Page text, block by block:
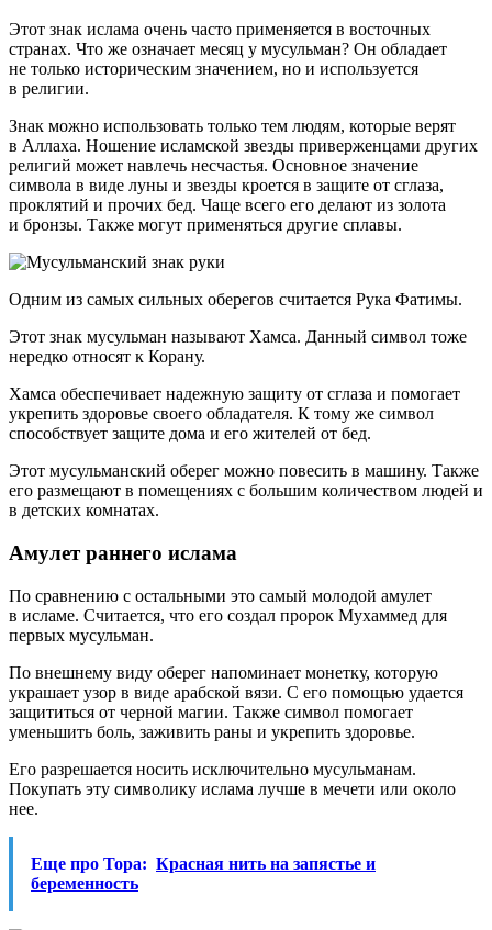
Этот знак ислама очень часто применяется в восточных
странах. Что же означает месяц у мусульман? Он обладает
не только историческим значением, но и используется
в религии.
Знак можно использовать только тем людям, которые верят
в Аллаха. Ношение исламской звезды приверженцами других
религий может навлечь несчастья. Основное значение
символа в виде луны и звезды кроется в защите от сглаза,
проклятий и прочих бед. Чаще всего его делают из золота
и бронзы. Также могут применяться другие сплавы.
Одним из самых сильных оберегов считается Рука Фатимы.
Этот знак мусульман называют Хамса. Данный символ тоже
нередко относят к Корану.
Хамса обеспечивает надежную защиту от сглаза и помогает
укрепить здоровье своего обладателя. К тому же символ
способствует защите дома и его жителей от бед.
Этот мусульманский оберег можно повесить в машину. Также
его размещают в помещениях с большим количеством людей и
в детских комнатах.
Амулет раннего ислама
По сравнению с остальными это самый молодой амулет
в исламе. Считается, что его создал пророк Мухаммед для
первых мусульман.
По внешнему виду оберег напоминает монетку, которую
украшает узор в виде арабской вязи. С его помощью удается
защититься от черной магии. Также символ помогает
уменьшить боль, заживить раны и укрепить здоровье.
Его разрешается носить исключительно мусульманам.
Покупать эту символику ислама лучше в мечети или около
нее.
Еще про Тора: Красная нить на запястье и
беременность